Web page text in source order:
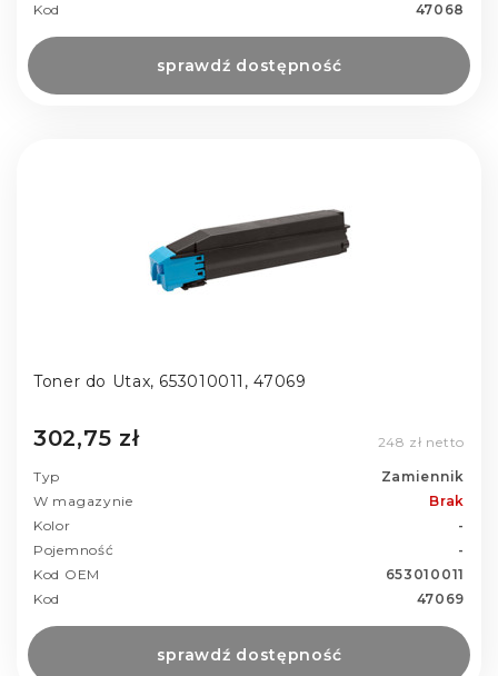
Kod
47068
sprawdź dostępność
Toner do Utax, 653010011, 47069
302,75 zł 248 zł netto
Typ
Zamiennik
W magazynie
Brak
Kolor
-
Pojemność
-
Kod OEM
653010011
Kod
47069
sprawdź dostępność